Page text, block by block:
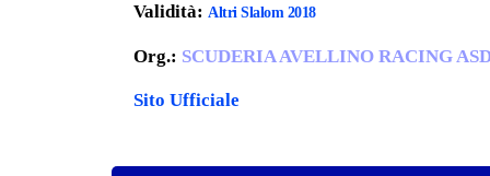
Validità: Altri Slalom 2018
Org.: SCUDERIA AVELLINO RACING
Sito Ufficiale